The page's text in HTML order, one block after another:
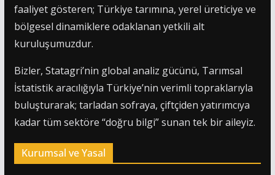
faaliyet gösteren; Türkiye tarımına, yerel üreticiye ve
bölgesel dinamiklere odaklanan yetkili alt
kuruluşumuzdur.
Bizler, Statagri’nin global analiz gücünü, Tarımsal
İstatistik aracılığıyla Türkiye’nin verimli topraklarıyla
buluşturarak; tarladan sofraya, çiftçiden yatırımcıya
kadar tüm sektöre “doğru bilgi” sunan tek bir aileyiz.
Kurumsal ve Yasal